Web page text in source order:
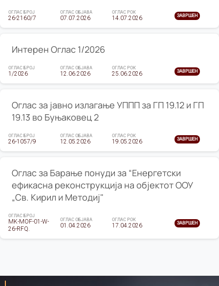
ОГЛАС БРОЈ
26-2160/7
ОГЛАС ОБЈАВА
07.07.2026
ОГЛАС РОК
14.07.2026 ЗАВРШЕН
Интерен Оглас 1/2026
ОГЛАС БРОЈ
1/2026
ОГЛАС ОБЈАВА
12.06.2026
ОГЛАС РОК
25.06.2026 ЗАВРШЕН
Оглас за јавно излагање УППП за ГП 19.12 и ГП
19.13 во Буњаковец 2
ОГЛАС БРОЈ
26-1057/9
ОГЛАС ОБЈАВА
12.05.2026
ОГЛАС РОК
19.05.2026 ЗАВРШЕН
Оглас за Барање понуди за “Енергетски
ефикасна реконструкција на објектот ООУ
„Св. Кирил и Методиј"
ОГЛАС БРОЈ
MK-MOF-01-W-
26-RFQ.
ОГЛАС ОБЈАВА
01.04.2026
ОГЛАС РОК
17.04.2026 ЗАВРШЕН